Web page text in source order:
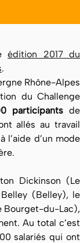
édition 2017 du
.
Rhône-Alpes
du Challenge
participants de
allés au travail
l’aide d’un mode
Dickinson (Le
(Belley), le
Bourget-du-Lac),
Au total c’est
salariés qui ont